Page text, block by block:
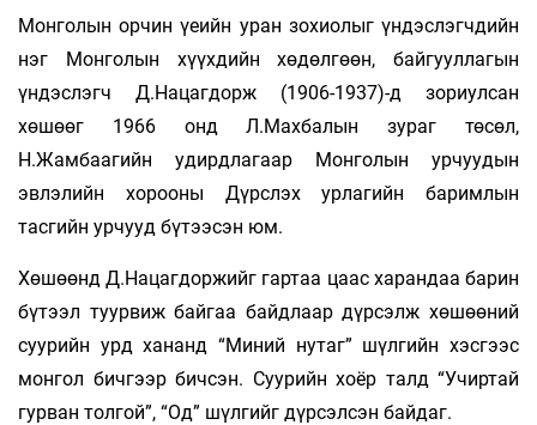
Монголын орчин үеийн уран зохиолыг үндэслэгчдийн
нэг Монголын хүүхдийн хөдөлгөөн, байгууллагын
үндэслэгч Д.Нацагдорж (1906-1937)-д зориулсан
хөшөөг 1966 онд Л.Махбалын зураг төсөл,
Н.Жамбаагийн удирдлагаар Монголын урчуудын
эвлэлийн хорооны Дүрслэх урлагийн баримлын
тасгийн урчууд бүтээсэн юм.
Хөшөөнд Д.Нацагдоржийг гартаа цаас харандаа барин
бүтээл туурвиж байгаа байдлаар дүрсэлж хөшөөний
суурийн урд хананд “Миний нутаг” шүлгийн хэсгээс
монгол бичгээр бичсэн. Суурийн хоёр талд “Учиртай
гурван толгой”, “Од” шүлгийг дүрсэлсэн байдаг.